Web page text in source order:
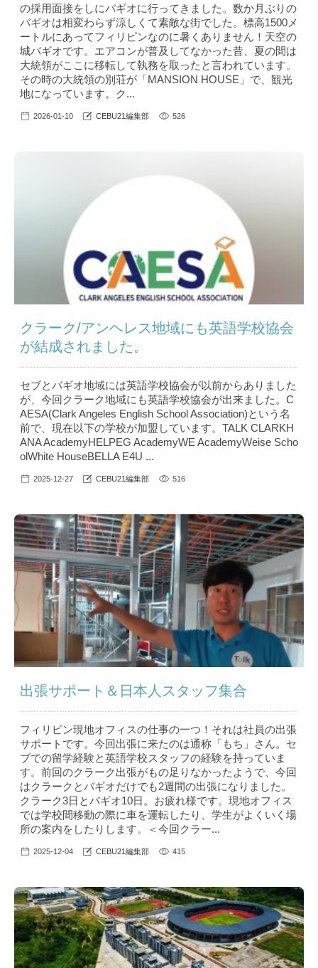
の採用面接をしにバギオに行ってきました。数か月ぶりの
バギオは相変わらず涼しくて素敵な街でした。標高1500メ
ートルにあってフィリピンなのに暑くありません！天空の
城バギオです。エアコンが普及してなかった昔、夏の間は
大統領がここに移転して執務を取ったと言われています。
その時の大統領の別荘が「MANSION HOUSE」で、観光
地になっています。ク...
2026-01-10 CEBU21編集部 526
クラーク/アンヘレス地域にも英語学校協会
が結成されました。
セブとバギオ地域には英語学校協会が以前からありました
が、今回クラーク地域にも英語学校協会が出来ました。C
AESA(Clark Angeles English School Association)という名
前で、現在以下の学校が加盟しています。TALK CLARKH
ANA AcademyHELPEG AcademyWE AcademyWeise Scho
olWhite HouseBELLA E4U ...
2025-12-27 CEBU21編集部 516
出張サポート＆日本人スタッフ集合
フィリピン現地オフィスの仕事の一つ！それは社員の出張
サポートです。今回出張に来たのは通称「もち」さん。セ
ブでの留学経験と英語学校スタッフの経験を持っていま
す。前回のクラーク出張がもの足りなかったようで、今回
はクラークとバギオだけでも2週間の出張になりました。
クラーク3日とバギオ10日。お疲れ様です。現地オフィス
では学校間移動の際に車を運転したり、学生がよくいく場
所の案内をしたりします。＜今回クラー...
2025-12-04 CEBU21編集部 415